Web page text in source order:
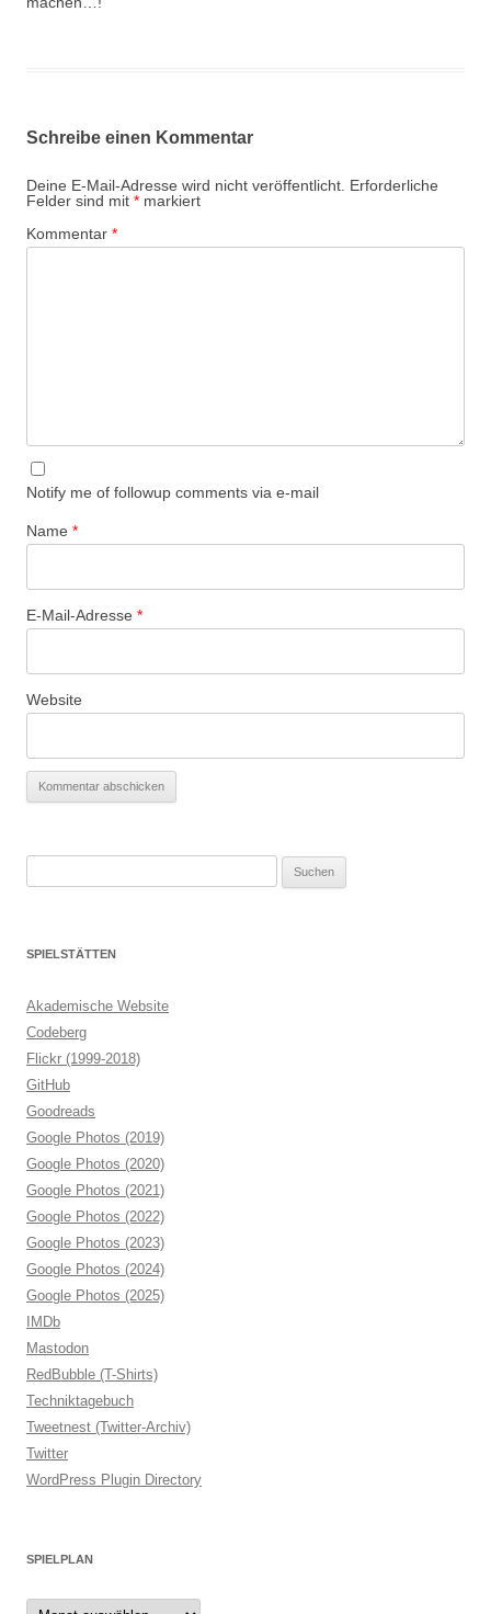
Schreibe einen Kommentar
Deine E-Mail-Adresse wird nicht veröffentlicht. Erforderliche
Felder sind mit * markiert
Kommentar *
Notify me of followup comments via e-mail
Name *
E-Mail-Adresse *
Website
SPIELSTÄTTEN
Akademische Website
Codeberg
Flickr (1999-2018)
GitHub
Goodreads
Google Photos (2019)
Google Photos (2020)
Google Photos (2021)
Google Photos (2022)
Google Photos (2023)
Google Photos (2024)
Google Photos (2025)
IMDb
Mastodon
RedBubble (T-Shirts)
Techniktagebuch
Tweetnest (Twitter-Archiv)
Twitter
WordPress Plugin Directory
SPIELPLAN
Spielplan